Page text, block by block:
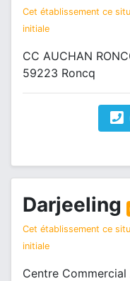
Cet établissement ce
initiale
CC AUCHAN
59223 Roncq
Darjeeling
Cet établissement ce
initiale
Centre Commercial